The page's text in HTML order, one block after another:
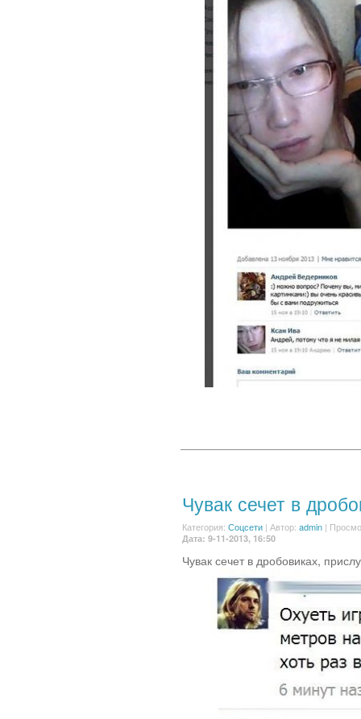
Чувак сечет в
Категория: Соцсети | Автор: admin |
Дата: 9-11-2013, 16:50
Чувак сечет в дробовиках,